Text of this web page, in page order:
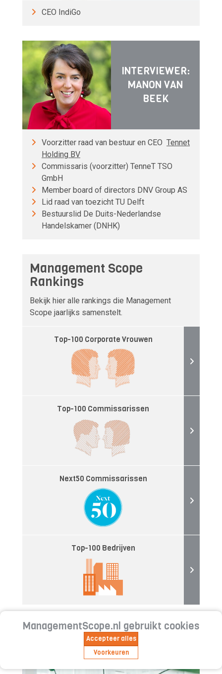
CEO IndiGo
INTERVIEWER:
MANON VAN
BEEK
Voorzitter raad van bestuur en CEO Tennet
Holding BV
Commissaris (voorzitter) TenneT TSO
GmbH
Member board of directors DNV Group AS
Lid raad van toezicht TU Delft
Bestuurslid De Duits-Nederlandse
Handelskamer (DNHK)
Management Scope
Rankings
Bekijk hier alle rankings die Management
Scope jaarlijks samenstelt.
Top-100 Corporate Vrouwen
Top-100 Commissarissen
Next50 Commissarissen
Top-100 Bedrijven
Meer interviews
ManagementScope.nl gebruikt cookies
Accepteer alles
Voorkeuren